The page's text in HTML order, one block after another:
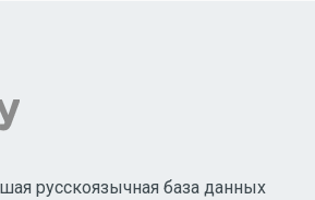
русскоязычная база данных